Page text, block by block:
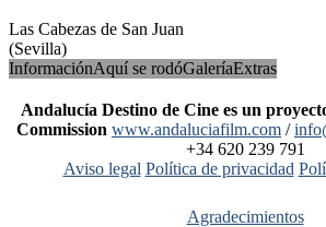
Las Cabezas de San Juan
(Sevilla)
InformaciónAquí se rodóGaleríaExtras
Andalucía Destino de Cine es un
Commission www.andaluciafilm.com /
+34 620 239 791
Aviso legal Política de privacidad
Agradecimientos